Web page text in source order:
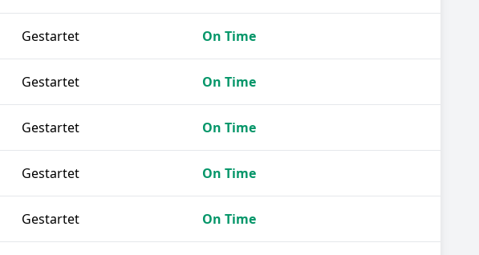
Gestartet On Time
Gestartet On Time
Gestartet On Time
Gestartet On Time
Gestartet On Time